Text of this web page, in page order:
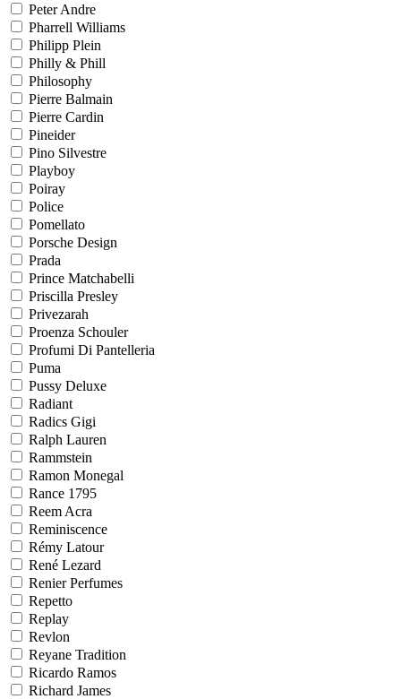
Peter Andre
Pharrell Williams
Philipp Plein
Philly & Phill
Philosophy
Pierre Balmain
Pierre Cardin
Pineider
Pino Silvestre
Playboy
Poiray
Police
Pomellato
Porsche Design
Prada
Prince Matchabelli
Priscilla Presley
Privezarah
Proenza Schouler
Profumi Di Pantelleria
Puma
Pussy Deluxe
Radiant
Radics Gigi
Ralph Lauren
Rammstein
Ramon Monegal
Rance 1795
Reem Acra
Reminiscence
Rémy Latour
René Lezard
Renier Perfumes
Repetto
Replay
Revlon
Reyane Tradition
Ricardo Ramos
Richard James